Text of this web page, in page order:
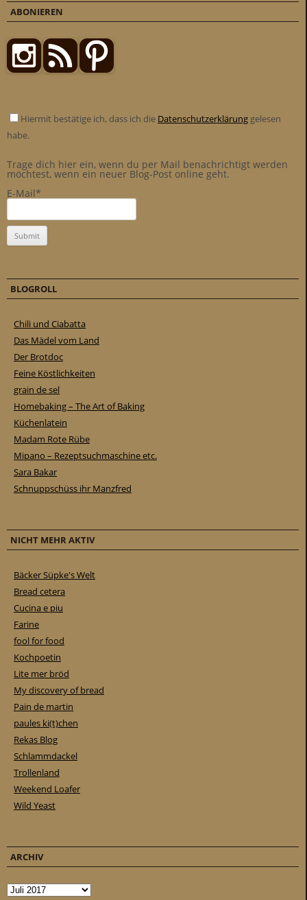
ABONIEREN
Hiermit bestätige ich, dass ich die Datenschutzerklärung gelesen
habe.
Trage dich hier ein, wenn du per Mail benachrichtigt werden
möchtest, wenn ein neuer Blog-Post online geht.
E-Mail*
BLOGROLL
Chili und Ciabatta
Das Mädel vom Land
Der Brotdoc
Feine Köstlichkeiten
grain de sel
Homebaking – The Art of Baking
Küchenlatein
Madam Rote Rübe
Mipano – Rezeptsuchmaschine etc.
Sara Bakar
Schnuppschüss ihr Manzfred
NICHT MEHR AKTIV
Bäcker Süpke's Welt
Bread cetera
Cucina e piu
Farine
fool for food
Kochpoetin
Lite mer bröd
My discovery of bread
Pain de martin
paules ki(t)chen
Rekas Blog
Schlammdackel
Trollenland
Weekend Loafer
Wild Yeast
ARCHIV
Archiv